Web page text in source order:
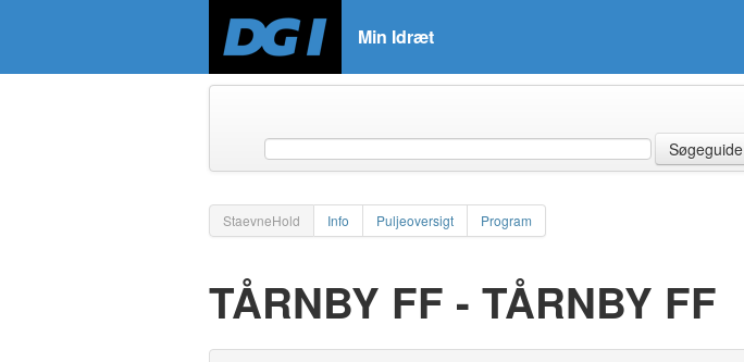
Min Idræt
Søgeguide
StaevneHold Info Puljeoversigt Program
TÅRNBY FF - TÅRNBY FF